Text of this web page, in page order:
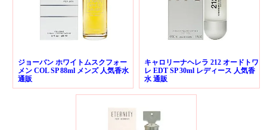
ジョーバン ホワイトムスクフォー
メン COL SP 88ml メンズ 人気香水
通販
キャロリーナヘレラ 212 オードトワ
レ EDT SP 30ml レディース 人気香
水 通販